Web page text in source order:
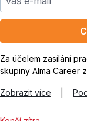
Za účelem zasílání
skupiny Alma Career
Zobrazit více